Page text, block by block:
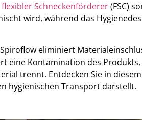
Schneckenförderer(FSC)
wird, während das
eliminiert
eine Kontamination des Produkts,
trennt. Entdecken Sie in
hygienischen Transport darstellt.